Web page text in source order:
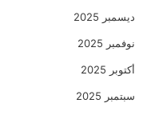
ديسمبر 2025
نوفمبر 2025
أكتوبر 2025
سبتمبر 2025